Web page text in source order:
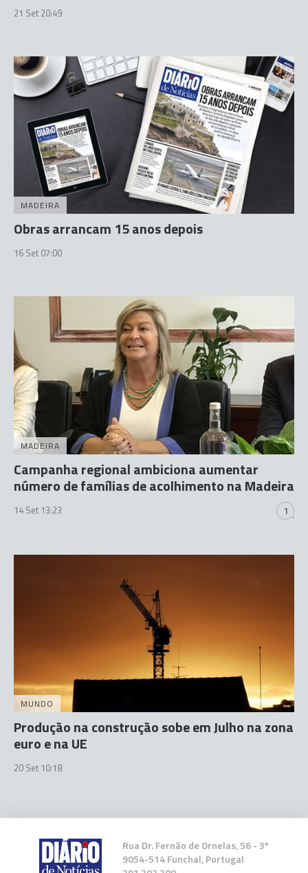
21 Set 20:49
MADEIRA
Obras arrancam 15 anos depois
16 Set 07:00
MADEIRA
Campanha regional ambiciona aumentar
número de famílias de acolhimento na Madeira
14 Set 13:23 1
MUNDO
Produção na construção sobe em Julho na zona
euro e na UE
20 Set 10:18
Rua Dr. Fernão de Ornelas, 56 - 3º
9054-514 Funchal, Portugal